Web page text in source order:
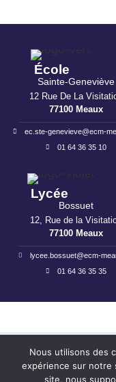
École
Sainte-Geneviève
12 Rue De La
77100 Meaux
ec.ste-genevieve@ecm-
01 64 36 35 10
Lycée
Bossuet
12, Rue de la
77100 Meaux
lycee.bossuet@ecm-
01 64 36 35 35
Mentions
Nous utilisons des
expérience sur notre
site, nous